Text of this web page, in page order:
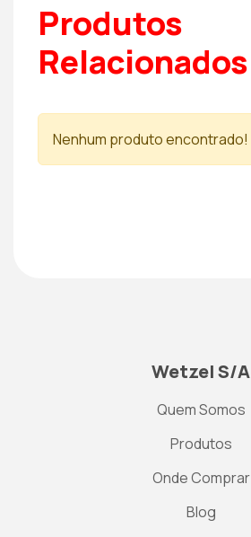
Produtos
Relacionados
Nenhum produto encontrado!
Wetzel S/A
Quem Somos
Produtos
Onde Comprar
Blog